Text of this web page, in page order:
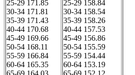
25-29 171.85
30-34 171.81
35-39 171.43
40-44 170.68
45-49 169.66
50-54 168.11
55-59 166.84
60-64 165.35
65-69 164.03
25-29 158.84
30-34 158.54
35-39 158.26
40-44 157.53
45-49 156.86
50-54 155.59
55-59 154.44
60-64 153.19
65-69 152.12